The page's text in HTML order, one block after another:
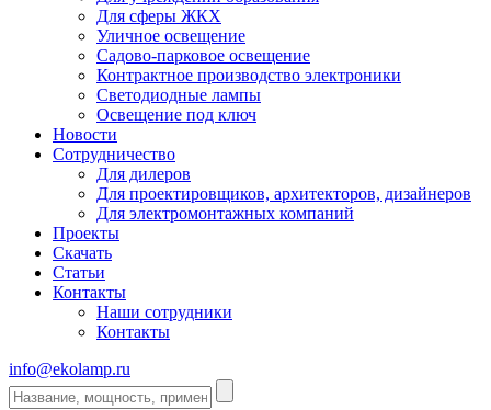
Для сферы ЖКХ
Уличное освещение
Садово-парковое освещение
Контрактное производство электроники
Светодиодные лампы
Освещение под ключ
Новости
Сотрудничество
Для дилеров
Для проектировщиков, архитекторов, дизайнеров
Для электромонтажных компаний
Проекты
Скачать
Статьи
Контакты
Наши сотрудники
Контакты
info@ekolamp.ru